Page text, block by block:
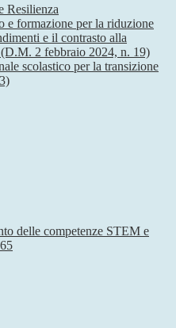
Resilienza
e formazione per la riduzione
e il contrasto alla
2 febbraio 2024, n. 19)
scolastico per la transizione
delle competenze STEM e